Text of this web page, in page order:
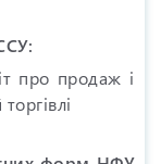
про продаж і